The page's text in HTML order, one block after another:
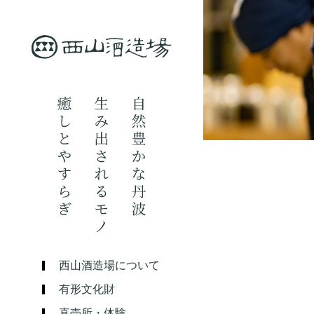
西山酒造場について
有形文化財